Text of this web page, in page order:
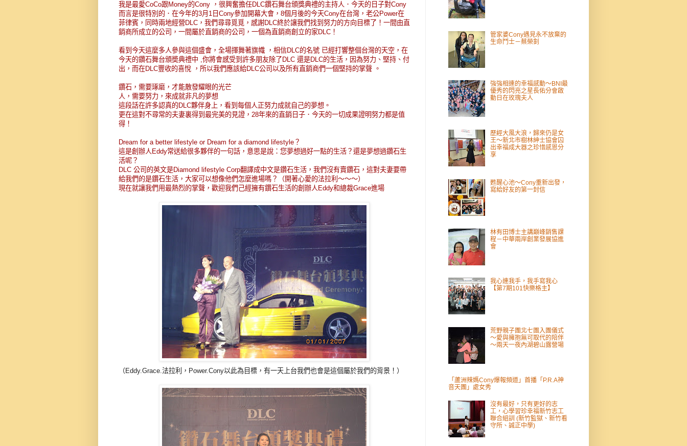
我是最愛CoCo跟Money的Cony ，很興奮擔任DLC鑽石舞台頒獎典禮的主持人．今天的日子對Cony
而言是很特別的．在今年的3月1日Cony參加開幕大會，8個月後的今天Cony在台灣，老公Power在
菲律賓，同時兩地經營DLC，我們尋尋覓覓，感謝DLC終於讓我們找到努力的方向目標了！一間由直
銷商所成立的公司，一間屬於直銷商的公司，一個為直銷商創立的家DLC！
看到今天這麼多人參與這個盛會，全場揮舞著旗幟 ，相信DLC的名號 已經打響整個台灣的天空，在
今天的鑽石舞台頒奬典禮中 ,你將會感受到許多朋友除了DLC 還是DLC的生活，因為努力、堅持、付
出，而在DLC豐收的喜悅 ，所以我們應該給DLC公司以及所有直銷商們一個堅持的掌聲 。
鑽石，需要琢磨，才能散發耀眼的光芒
人，需要努力，來成就非凡的夢想
這段話在許多認真的DLC夥伴身上，看到每個人正努力成就自己的夢想。
更在這對不尋常的夫妻裏得到最完美的見證，28年來的直銷日子．今天的一切成果證明努力都是值
得！
Dream for a better lifestyle or Dream for a diamond lifestyle？
這是創辦人Eddy常送給很多夥伴的一句話，意思是說：您夢想過好一點的生活？還是夢想過鑽石生
活呢？
DLC 公司的英文是Diamond lifestyle Corp翻譯成中文是鑽石生活，我們沒有賣鑽石，這對夫妻要帶
給我們的是鑽石生活，大家可以想像他們怎麼進場嗎？（開著心愛的法拉利～～～）
現在就讓我們用最熱烈的掌聲，歡迎我們己經擁有鑽石生活的創辦人Eddy和總裁Grace進場
（Eddy.Grace.法拉利，Power.Cony以此為目標，有一天上台我們也會是這個屬於我們的背景！）
管家婆Cony遇見永不放棄的
生命鬥士－蔡榮釗
強強相連的幸福感動～BNI最
優秀的閃亮之星長佑分會啟
動日在玫瑰夫人
歷經大風大浪，歸來仍是女
王～新北市樹林紳士協會囚
出幸福成大器之珍惜感恩分
享
甦醒心池～Cony重新出發，
寫給好友的第一封信
林有田博士主講巔峰銷售課
程－中華兩岸創業發展協進
會
我心連我手，我手寫我心
【第7期101快樂格主】
荒野親子團北七團入團儀式
～愛與擁抱無可取代的陪伴
～兩天一夜內湖碧山露營場
「蘆洲辣媽Cony爆報頻道」首播「P.R.A神
音天團」處女秀­
沒有最好，只有更好的志
工，心學習珍幸福新竹志工
聯合組訓 (新竹監獄、新竹看
守所、誠正中學)